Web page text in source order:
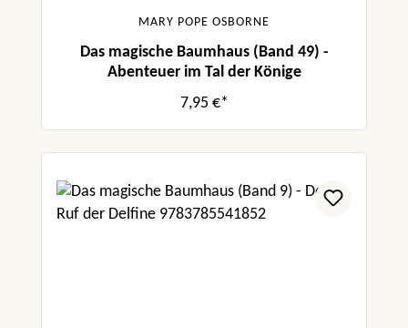
MARY POPE OSBORNE
Das magische Baumhaus (Band 49) -
Abenteuer im Tal der Könige
7,95 €*